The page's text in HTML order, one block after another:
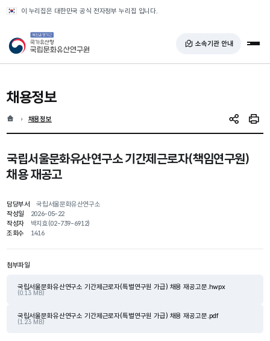
이 누리집은 대한민국 공식 전자정부 누리집 입니다.
국가유산청 국립문화유산연구원 소속기관 안내 전
채용정보
홈 현재 위치
채용정보 SNS 공유인쇄
국립서울문화유산연구소 기간제근로자(책임연구원)
채용 재공고
담당부서
국립서울문화유산연구소
작성일
2026-05-22
작성자
박지효(02-739-6912)
조회수
1416
첨부파일
국립서울문화유산연구소 기간제근로자(특별연구원 가급) 채용 재공고문.hwpx
(0.13 MB)
국립서울문화유산연구소 기간제근로자(특별연구원 가급) 채용 재공고문.pdf
(1.23 MB)